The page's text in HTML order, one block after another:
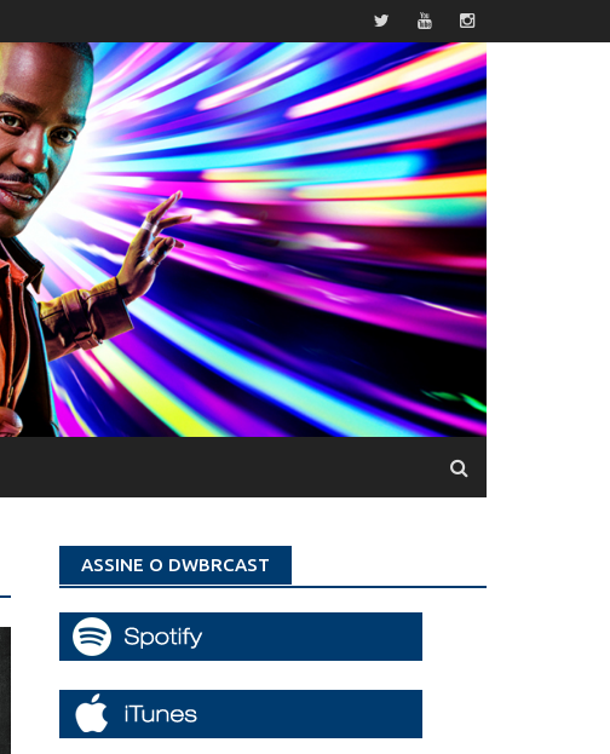
ASSINE O DWBRCAST